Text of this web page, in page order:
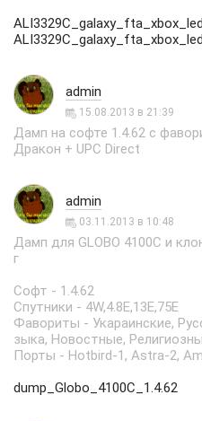
admin
15.08.2013 в 21:39
Дамп на софте 1.4.62 с
Дракон + UPC Direct
admin
03.11.2013 в 10:48
Дамп для GLOBO 4100C и
г
Софт - 1.4.62
Спутники - 4W,4.8E,13Е,75Е
Фавориты - Укараинские,
зыка, Новостные,
Порты - Hotbird-1, Astra-2,
dump_Globo_4100C_1.4.62